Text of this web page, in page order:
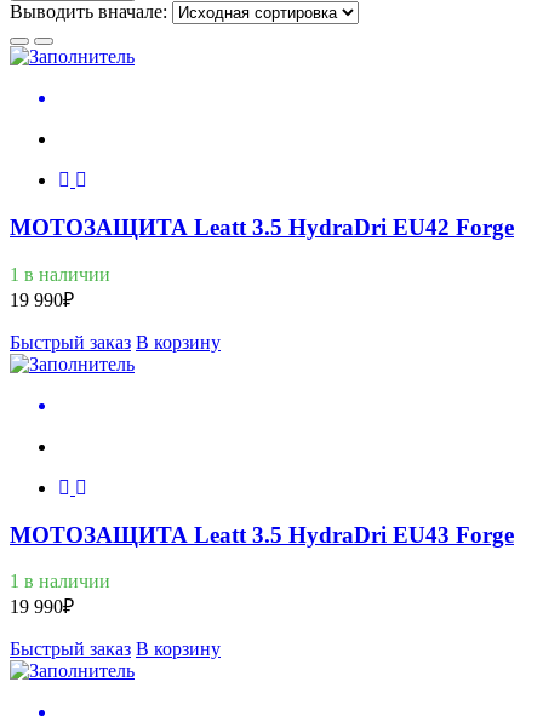
Выводить вначале:
МОТОЗАЩИТА Leatt 3.5 HydraDri EU42 Forge
1 в наличии
19 990₽
Быстрый заказ В корзину
МОТОЗАЩИТА Leatt 3.5 HydraDri EU43 Forge
1 в наличии
19 990₽
Быстрый заказ В корзину